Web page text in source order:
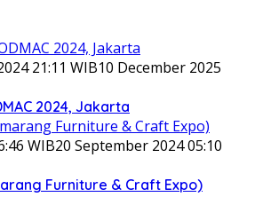
21:11 WIB10 December 2025
2024, Jakarta
WIB20 September 2024 05:10
Furniture & Craft Expo)